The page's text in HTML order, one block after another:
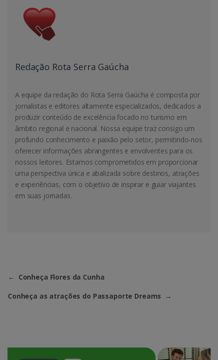
Redação Rota Serra Gaúcha
A equipe da redação do Rota Serra Gaúcha é composta por
jornalistas e editores altamente especializados, dedicados a
produzir conteúdo de excelência focado no turismo em
âmbito regional e nacional. Nossa equipe traz consigo um
profundo conhecimento e paixão pelo setor, permitindo-nos
oferecer informações abrangentes e envolventes para os
nossos leitores. Estamos comprometidos em proporcionar
uma perspectiva única e abalizada sobre destinos, atrações
e experiências, com o objetivo de inspirar e guiar viajantes
em suas jornadas.
← Conheça Flores da Cunha
Conheça as atrações do Passaporte Dreams →